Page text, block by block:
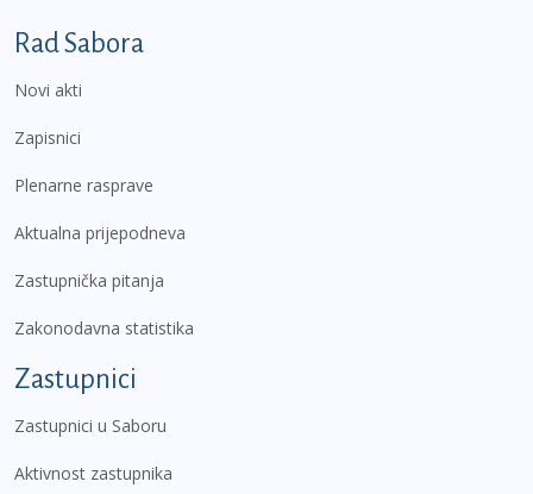
Podnožje prvi izbornik
Rad Sabora
Novi akti
Zapisnici
Plenarne rasprave
Aktualna prijepodneva
Zastupnička pitanja
Zakonodavna statistika
Zastupnici
Zastupnici u Saboru
Aktivnost zastupnika